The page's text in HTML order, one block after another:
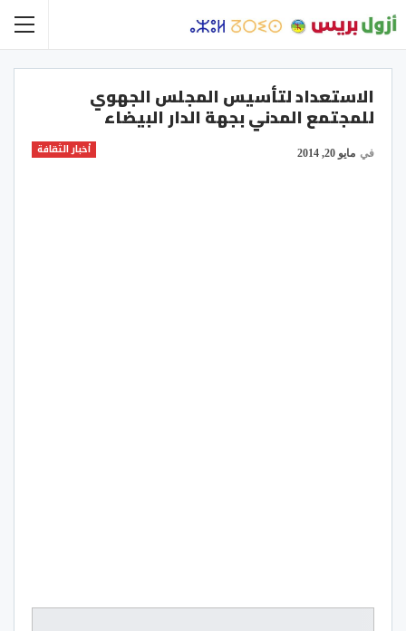
الاستعداد لتأسيس المجلس الجهوي
للمجتمع المدني بجهة‎‏ الدار البيضاء
أخبار الثقافة في مايو 20, 2014